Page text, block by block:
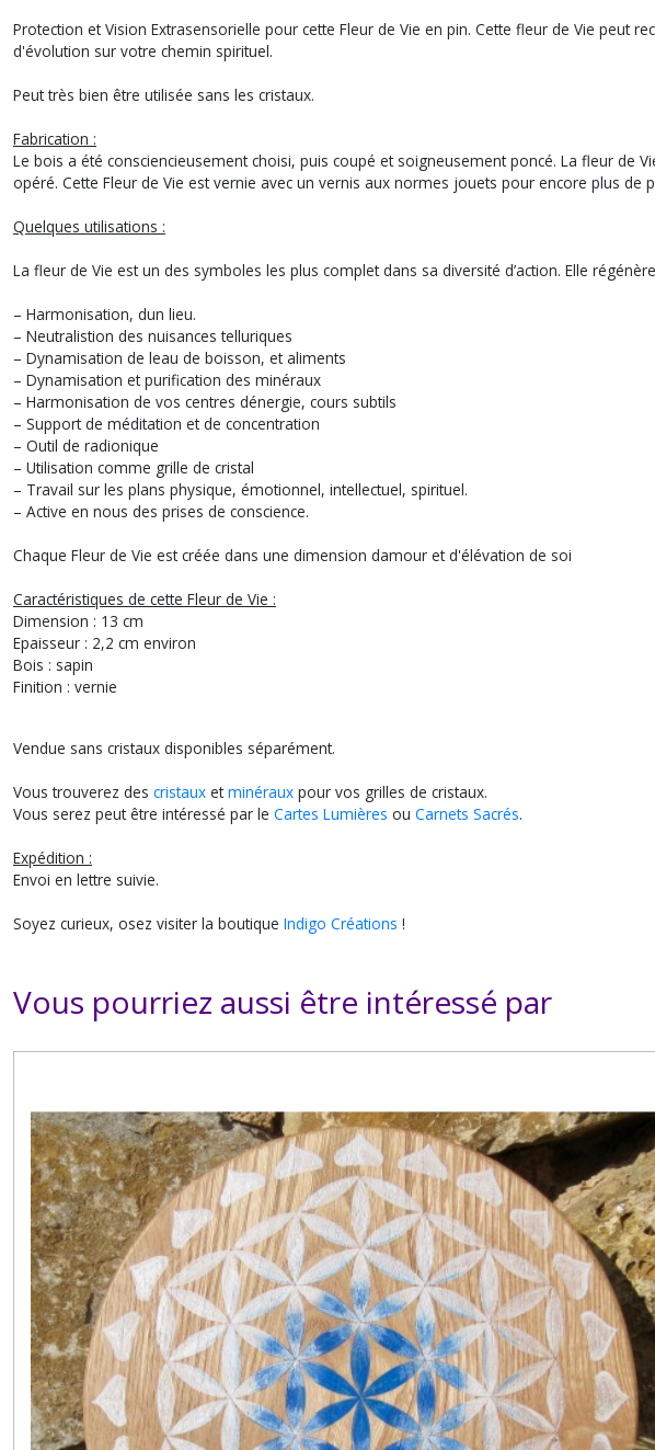
Protection et Vision Extrasensorielle pour cette Fleur de Vie en pin. Cette fleur de Vie peut
d'évolution sur votre chemin spirituel.
Peut très bien être utilisée sans les cristaux.
Fabrication :
Le bois a été consciencieusement choisi, puis coupé et soigneusement poncé. La fleur de
opéré. Cette Fleur de Vie est vernie avec un vernis aux normes jouets pour encore plus de
Quelques utilisations :
La fleur de Vie est un des symboles les plus complet dans sa diversité d’action. Elle
– Harmonisation, dun lieu.
– Neutralistion des nuisances telluriques
– Dynamisation de leau de boisson, et aliments
– Dynamisation et purification des minéraux
– Harmonisation de vos centres dénergie, cours subtils
– Support de méditation et de concentration
– Outil de radionique
– Utilisation comme grille de cristal
– Travail sur les plans physique, émotionnel, intellectuel, spirituel.
– Active en nous des prises de conscience.
Chaque Fleur de Vie est créée dans une dimension damour et d'élévation de soi
Caractéristiques de cette Fleur de Vie :
Dimension : 13 cm
Epaisseur : 2,2 cm environ
Bois : sapin
Finition : vernie
Vendue sans cristaux disponibles séparément.
Vous trouverez des cristaux etminéraux pour vos grilles de cristaux.
Vous serez peut être intéressé par le Cartes Lumières ou Carnets Sacrés.
Expédition :
Envoi en lettre suivie.
Soyez curieux, osez visiter la boutique Indigo Créations !
Vous pourriez aussi être intéressé par